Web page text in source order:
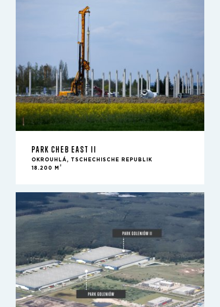
PARK CHEB EAST II
OKROUHLÁ, TSCHECHISCHE REPUBLIK
18.200 M
2